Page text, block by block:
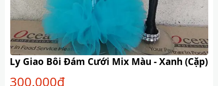
Ly Giao Bôi Đám Cưới Mix Màu - Xanh (Cặp)
300.000₫